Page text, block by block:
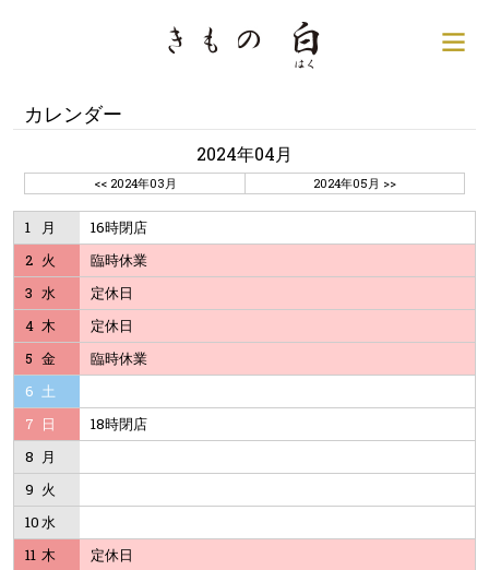
銀座の着物専門店│きも
カレンダー
2024年04月
<< 2024年03月 2024年05月 >>
1 月
16時閉店
2 火
臨時休業
3 水
定休日
4 木
定休日
5 金
臨時休業
6 土
7 日
18時閉店
8 月
9 火
10水
11 木
定休日